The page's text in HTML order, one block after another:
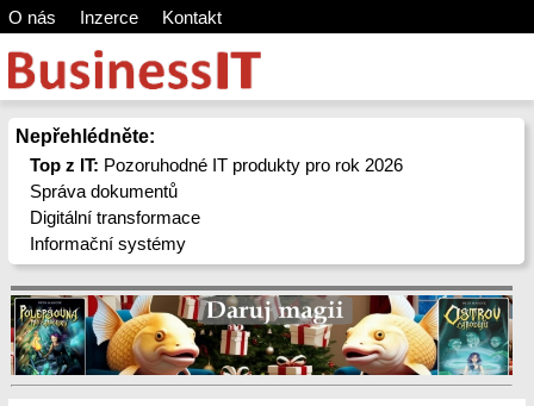
O nás Inzerce Kontakt
Nepřehlédněte:
Top z IT: Pozoruhodné IT produkty pro rok 2026
Správa dokumentů
Digitální transformace
Informační systémy